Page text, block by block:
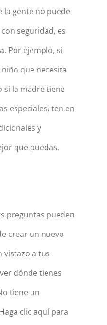
la gente no puede
seguridad, es
Por ejemplo, si
que necesita
si la madre tiene
especiales, ten en
y
que puedas.
preguntas pueden
crear un nuevo
vistazo a tus
dónde tienes
tiene un
clic aquí para